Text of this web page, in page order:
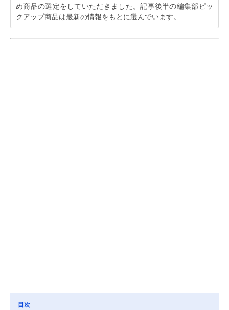
め商品の選定をしていただきました。記事後半の編集部ピッ
クアップ商品は最新の情報をもとに選んでいます。
目次